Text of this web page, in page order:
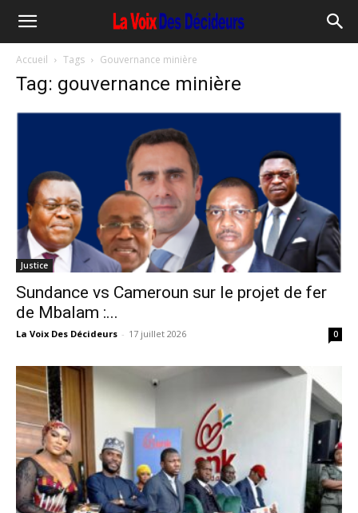
Accueil Tags Gouvernance minière
Tag: gouvernance minière
Justice
Sundance vs Cameroun sur le projet de fer
de Mbalam :...
La Voix Des Décideurs - 17 juillet 2026 0